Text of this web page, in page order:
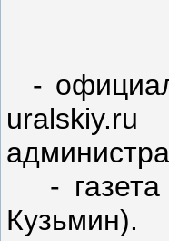
-
- газета
Кузьмин).